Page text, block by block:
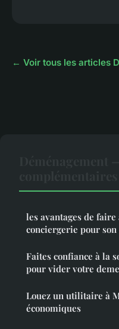
← Voir tous les articles
les avantages de
conciergerie pour
Faites confiance à la
pour vider votre
Louez un utilitaire à
économiques